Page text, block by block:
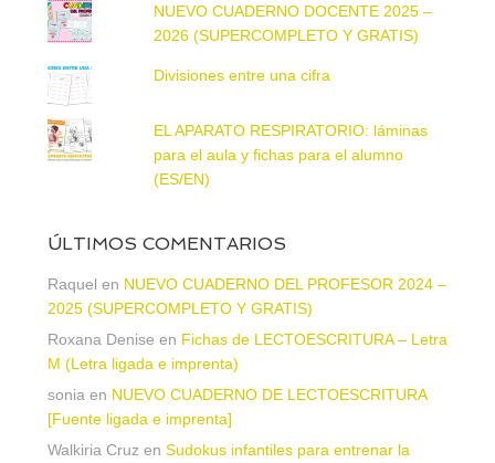
NUEVO CUADERNO DOCENTE 2025 –
2026 (SUPERCOMPLETO Y GRATIS)
Divisiones entre una cifra
EL APARATO RESPIRATORIO: láminas
para el aula y fichas para el alumno
(ES/EN)
ÚLTIMOS COMENTARIOS
Raquel en NUEVO CUADERNO DEL PROFESOR 2024 –
2025 (SUPERCOMPLETO Y GRATIS)
Roxana Denise en Fichas de LECTOESCRITURA – Letra
M (Letra ligada e imprenta)
sonia en NUEVO CUADERNO DE LECTOESCRITURA
[Fuente ligada e imprenta]
Walkiria Cruz en Sudokus infantiles para entrenar la